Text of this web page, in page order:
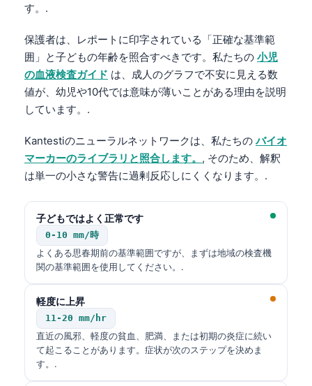
す。.
保護者は、レポートに印字されている「正確な基準範
囲」と子どもの年齢を照合すべきです。私たちの 小児
の血液検査ガイド は、成人のグラフで不安に見える数
値が、幼児や10代では意味が薄いことがある理由を説明
しています。.
Kantestiのニューラルネットワークは、私たちのバイオ
マーカーのライブラリと照合します。 , そのため、解釈
は単一の小さな警告に過剰反応しにくくなります。.
子どもではよく正常です
0-10 mm/時
よくある思春期前の基準範囲ですが、まずは地域の検査機
関の基準範囲を使用してください。.
軽度に上昇
11-20 mm/hr
直近の風邪、軽度の貧血、肥満、または初期の炎症に続い
て起こることがあります。症状が次のステップを決めま
す。.